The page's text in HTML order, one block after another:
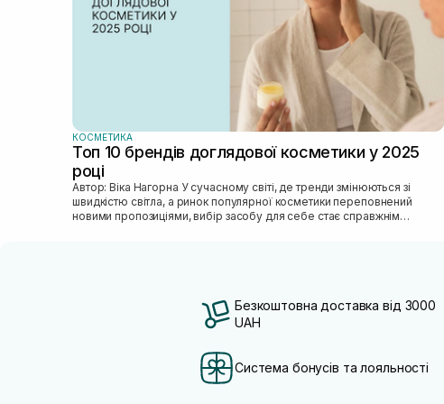
КОСМЕТИКА
Топ 10 брендів доглядової косметики у 2025
році
Автор: Віка Нагорна У сучасному світі, де тренди змінюються зі
швидкістю світла, а ринок популярної косметики переповнений
новими пропозиціями, вибір засобу для себе стає справжнім
Безкоштовна доставка від 3000
UAH
Система бонусів та лояльності